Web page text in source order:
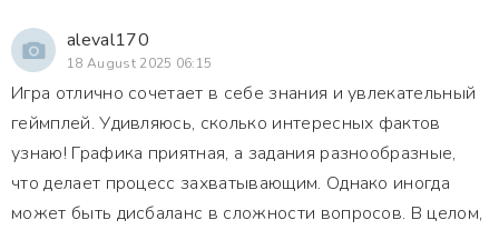
aleval170
18 August 2025 06:15
Игра отлично сочетает в себе знания и увлекательный
геймплей. Удивляюсь, сколько интересных фактов
узнаю! Графика приятная, а задания разнообразные,
что делает процесс захватывающим. Однако иногда
может быть дисбаланс в сложности вопросов. В целом,